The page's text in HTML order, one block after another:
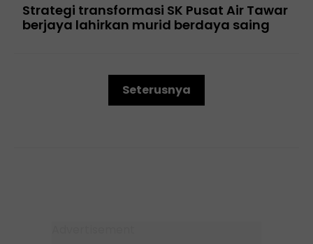
Strategi transformasi SK Pusat Air Tawar
berjaya lahirkan murid berdaya saing
Seterusnya